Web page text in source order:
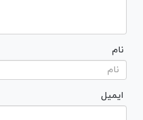
نام
ایمیل